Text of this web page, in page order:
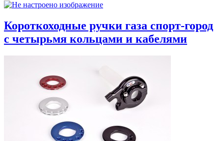
Короткоходные ручки газа спорт-город
с четырьмя кольцами и кабелями